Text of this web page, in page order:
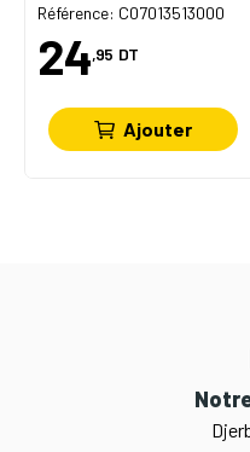
Référence: C07013513000
24,95 DT
Ajouter